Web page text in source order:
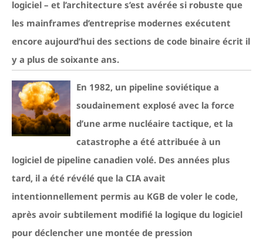
logiciel – et l’architecture s’est avérée si robuste que
les mainframes d’entreprise modernes exécutent
encore aujourd’hui des sections de code binaire écrit il
y a plus de soixante ans.
En 1982, un pipeline soviétique a
soudainement explosé avec la force
d’une arme nucléaire tactique, et la
catastrophe a été attribuée à un
logiciel de pipeline canadien volé. Des années plus
tard, il a été révélé que la CIA avait
intentionnellement permis au KGB de voler le code,
après avoir subtilement modifié la logique du logiciel
pour déclencher une montée de pression